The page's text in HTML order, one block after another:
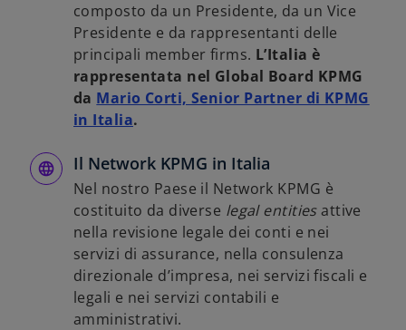
composto da un Presidente, da un Vice
Presidente e da rappresentanti delle
principali member firms. L’Italia è
rappresentata nel Global Board KPMG
da Mario Corti, Senior Partner di KPMG
in Italia.
Il Network KPMG in Italia
Nel nostro Paese il Network KPMG è
costituito da diverse legal entitiesattive
nella revisione legale dei conti e nei
servizi di assurance, nella consulenza
direzionale d’impresa, nei servizi fiscali e
legali e nei servizi contabili e
amministrativi.